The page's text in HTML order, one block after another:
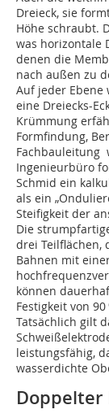
Dreieck, sie
Höhe schraubt.
was horizontale
denen die
nach außen zu
Auf jeder Ebene
eine Dreiecks-
Krümmung
Formfindung,
Fachbauleitung
Ingenieurbüro
Schmid ein
als ein
Steifigkeit der
Die
drei Teilflächen,
Bahnen mit
können
Festigkeit von
Tatsächlich gilt
leistungsfähig,
wasserdichte